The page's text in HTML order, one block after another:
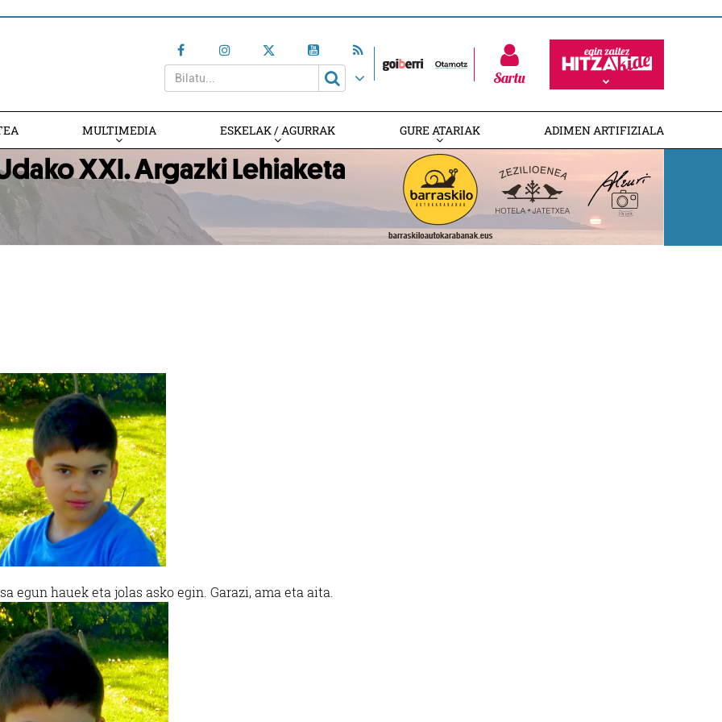
Sartu
MULTIMEDIA ESKELAK / AGURRAK GURE ATARIAK ADIMEN ARTIFIZIALA
egun hauek eta jolas asko egin. Garazi, ama eta aita.